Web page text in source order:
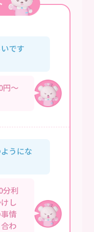
です
～
うにな
分利
し
情
わ